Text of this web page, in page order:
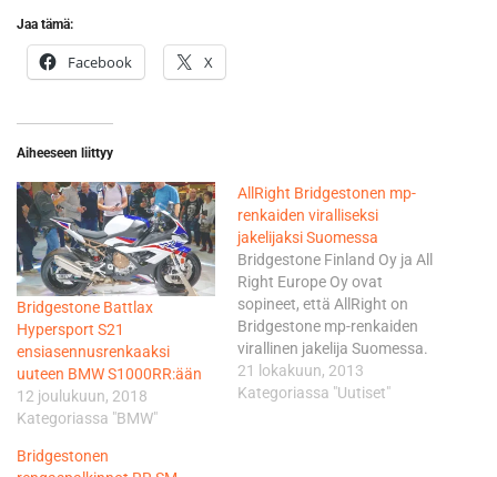
Jaa tämä:
Facebook X
Aiheeseen liittyy
Bridgestone Battlax
Hypersport S21
ensiasennusrenkaaksi
uuteen BMW S1000RR:ään
12 joulukuun, 2018
Kategoriassa "BMW"
AllRight Bridgestonen mp-
renkaiden viralliseksi
jakelijaksi Suomessa
Bridgestone Finland Oy ja All
Right Europe Oy ovat
sopineet, että AllRight on
Bridgestone mp-renkaiden
virallinen jakelija Suomessa.
Bridgestone on maailman
suurin rengasvalmistaja,
21 lokakuun, 2013
Kategoriassa "Uutiset"
Bridgestonen